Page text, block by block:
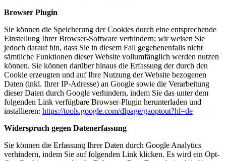
Browser Plugin
Sie können die Speicherung der Cookies durch eine entsprechende
Einstellung Ihrer Browser-Software verhindern; wir weisen Sie
jedoch darauf hin, dass Sie in diesem Fall gegebenenfalls nicht
sämtliche Funktionen dieser Website vollumfänglich werden nutzen
können. Sie können darüber hinaus die Erfassung der durch den
Cookie erzeugten und auf Ihre Nutzung der Website bezogenen
Daten (inkl. Ihrer IP-Adresse) an Google sowie die Verarbeitung
dieser Daten durch Google verhindern, indem Sie das unter dem
folgenden Link verfügbare Browser-Plugin herunterladen und
installieren: https://tools.google.com/dlpage/gaoptout?hl=de
Widerspruch gegen Datenerfassung
Sie können die Erfassung Ihrer Daten durch Google Analytics
verhindern, indem Sie auf folgenden Link klicken. Es wird ein Opt-